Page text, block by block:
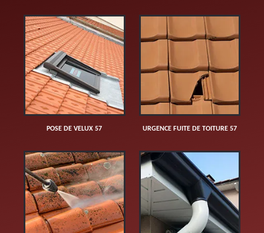
POSE DE VELUX 57 URGENCE FUITE DE TOITURE 57